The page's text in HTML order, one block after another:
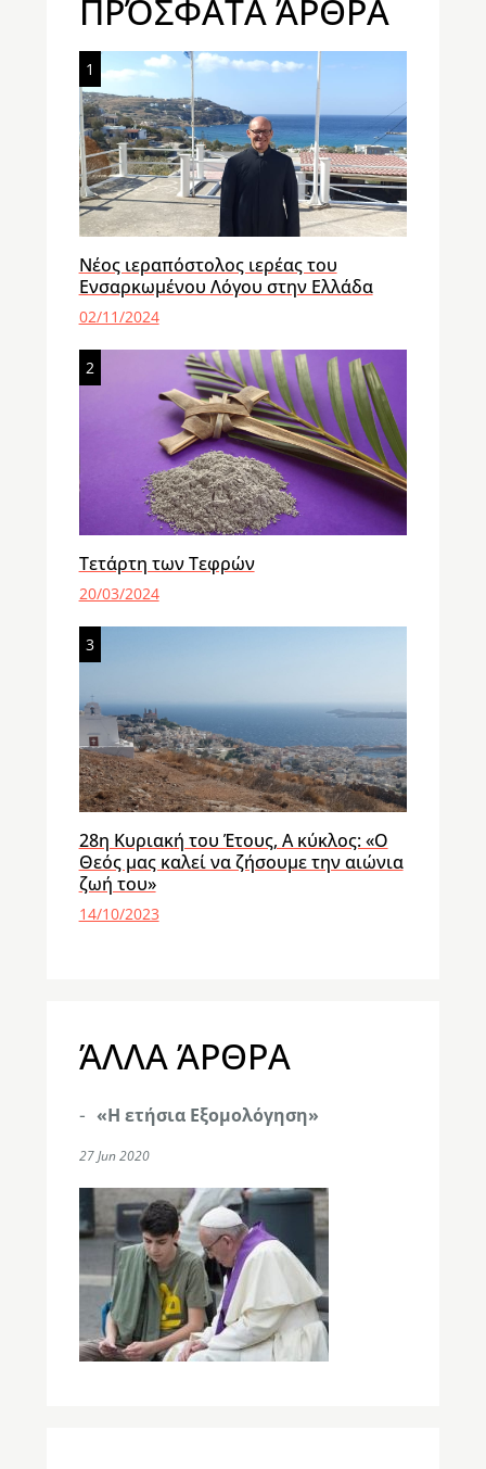
ΠΡΌΣΦΑΤΑ ΆΡΘΡΑ
1
Νέος ιεραπόστολος ιερέας του
Ενσαρκωμένου Λόγου στην Ελλάδα
02/11/2024
2
Τετάρτη των Τεφρών
20/03/2024
3
28η Κυριακή του Έτους, Α κύκλος: «Ο
Θεός μας καλεί να ζήσουμε την αιώνια
ζωή του»
14/10/2023
ΆΛΛΑ ΆΡΘΡΑ
«Η ετήσια Εξομολόγηση»
27 Jun 2020